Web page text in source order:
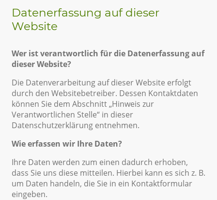
Datenerfassung auf dieser
Website
Wer ist verantwortlich für die Datenerfassung auf
dieser Website?
Die Datenverarbeitung auf dieser Website erfolgt
durch den Websitebetreiber. Dessen Kontaktdaten
können Sie dem Abschnitt „Hinweis zur
Verantwortlichen Stelle“ in dieser
Datenschutzerklärung entnehmen.
Wie erfassen wir Ihre Daten?
Ihre Daten werden zum einen dadurch erhoben,
dass Sie uns diese mitteilen. Hierbei kann es sich z. B.
um Daten handeln, die Sie in ein Kontaktformular
eingeben.